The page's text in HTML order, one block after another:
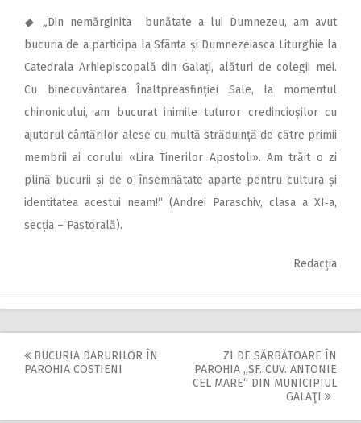
◆ „Din nemărginita bunătate a lui Dumnezeu, am avut
bucuria de a participa la Sfânta și Dum­nezeiasca Liturghie la
Catedrala Arhiepiscopală din Galați, alături de colegii mei.
Cu binecuvântarea Înaltpreasfinției Sale, la momentul
chinonicului, am bucurat inimile tuturor credincioșilor cu
ajutorul cântărilor alese cu multă străduință de către primii
membrii ai corului «Lira Tinerilor Apostoli». Am trăit o zi
plină bucurii și de o însemnătate aparte pentru cultura și
identitatea acestui neam!“ (Andrei Paraschiv, clasa a XI‑a,
secția – Pastorală).
Redacția
Post
BUCURIA DARURILOR ÎN
PAROHIA COSTIENI
ZI DE SĂRBĂTOARE ÎN
PAROHIA „SF. CUV. ANTONIE
CEL MARE“ DIN MUNICIPIUL
GALAŢI